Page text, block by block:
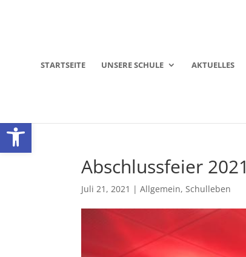
Werkzeugleiste öffnen
STARTSEITE UNSERE SCHULE AKTUELLES
Abschlussfeier 2021
Juli 21, 2021 |Allgemein,Schulleben